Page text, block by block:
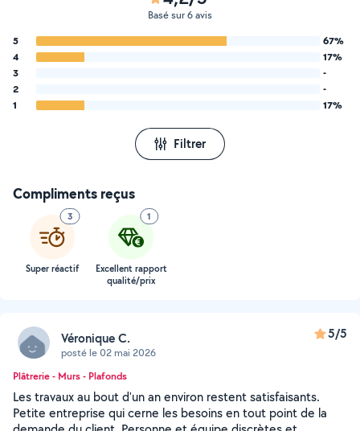
Basé sur 6 avis
5
67%
4
17%
3
-
2
-
1
17%
Filtrer
Compliments reçus
3
Super réactif
1
Excellent rapport
qualité/prix
Véronique C.
posté le 02 mai 2026
5/5
Plâtrerie - Murs - Plafonds
Les travaux au bout d'un an environ restent satisfaisants.
Petite entreprise qui cerne les besoins en tout point de la